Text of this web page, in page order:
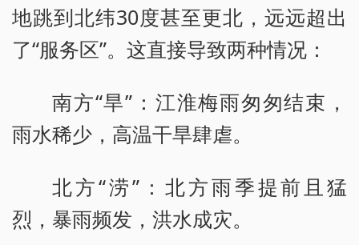
地跳到北纬30度甚至更北，远远超出
了“服务区”。这直接导致两种情况：
南方“旱”：江淮梅雨匆匆结束，
雨水稀少，高温干旱肆虐。
北方“涝”：北方雨季提前且猛
烈，暴雨频发，洪水成灾。